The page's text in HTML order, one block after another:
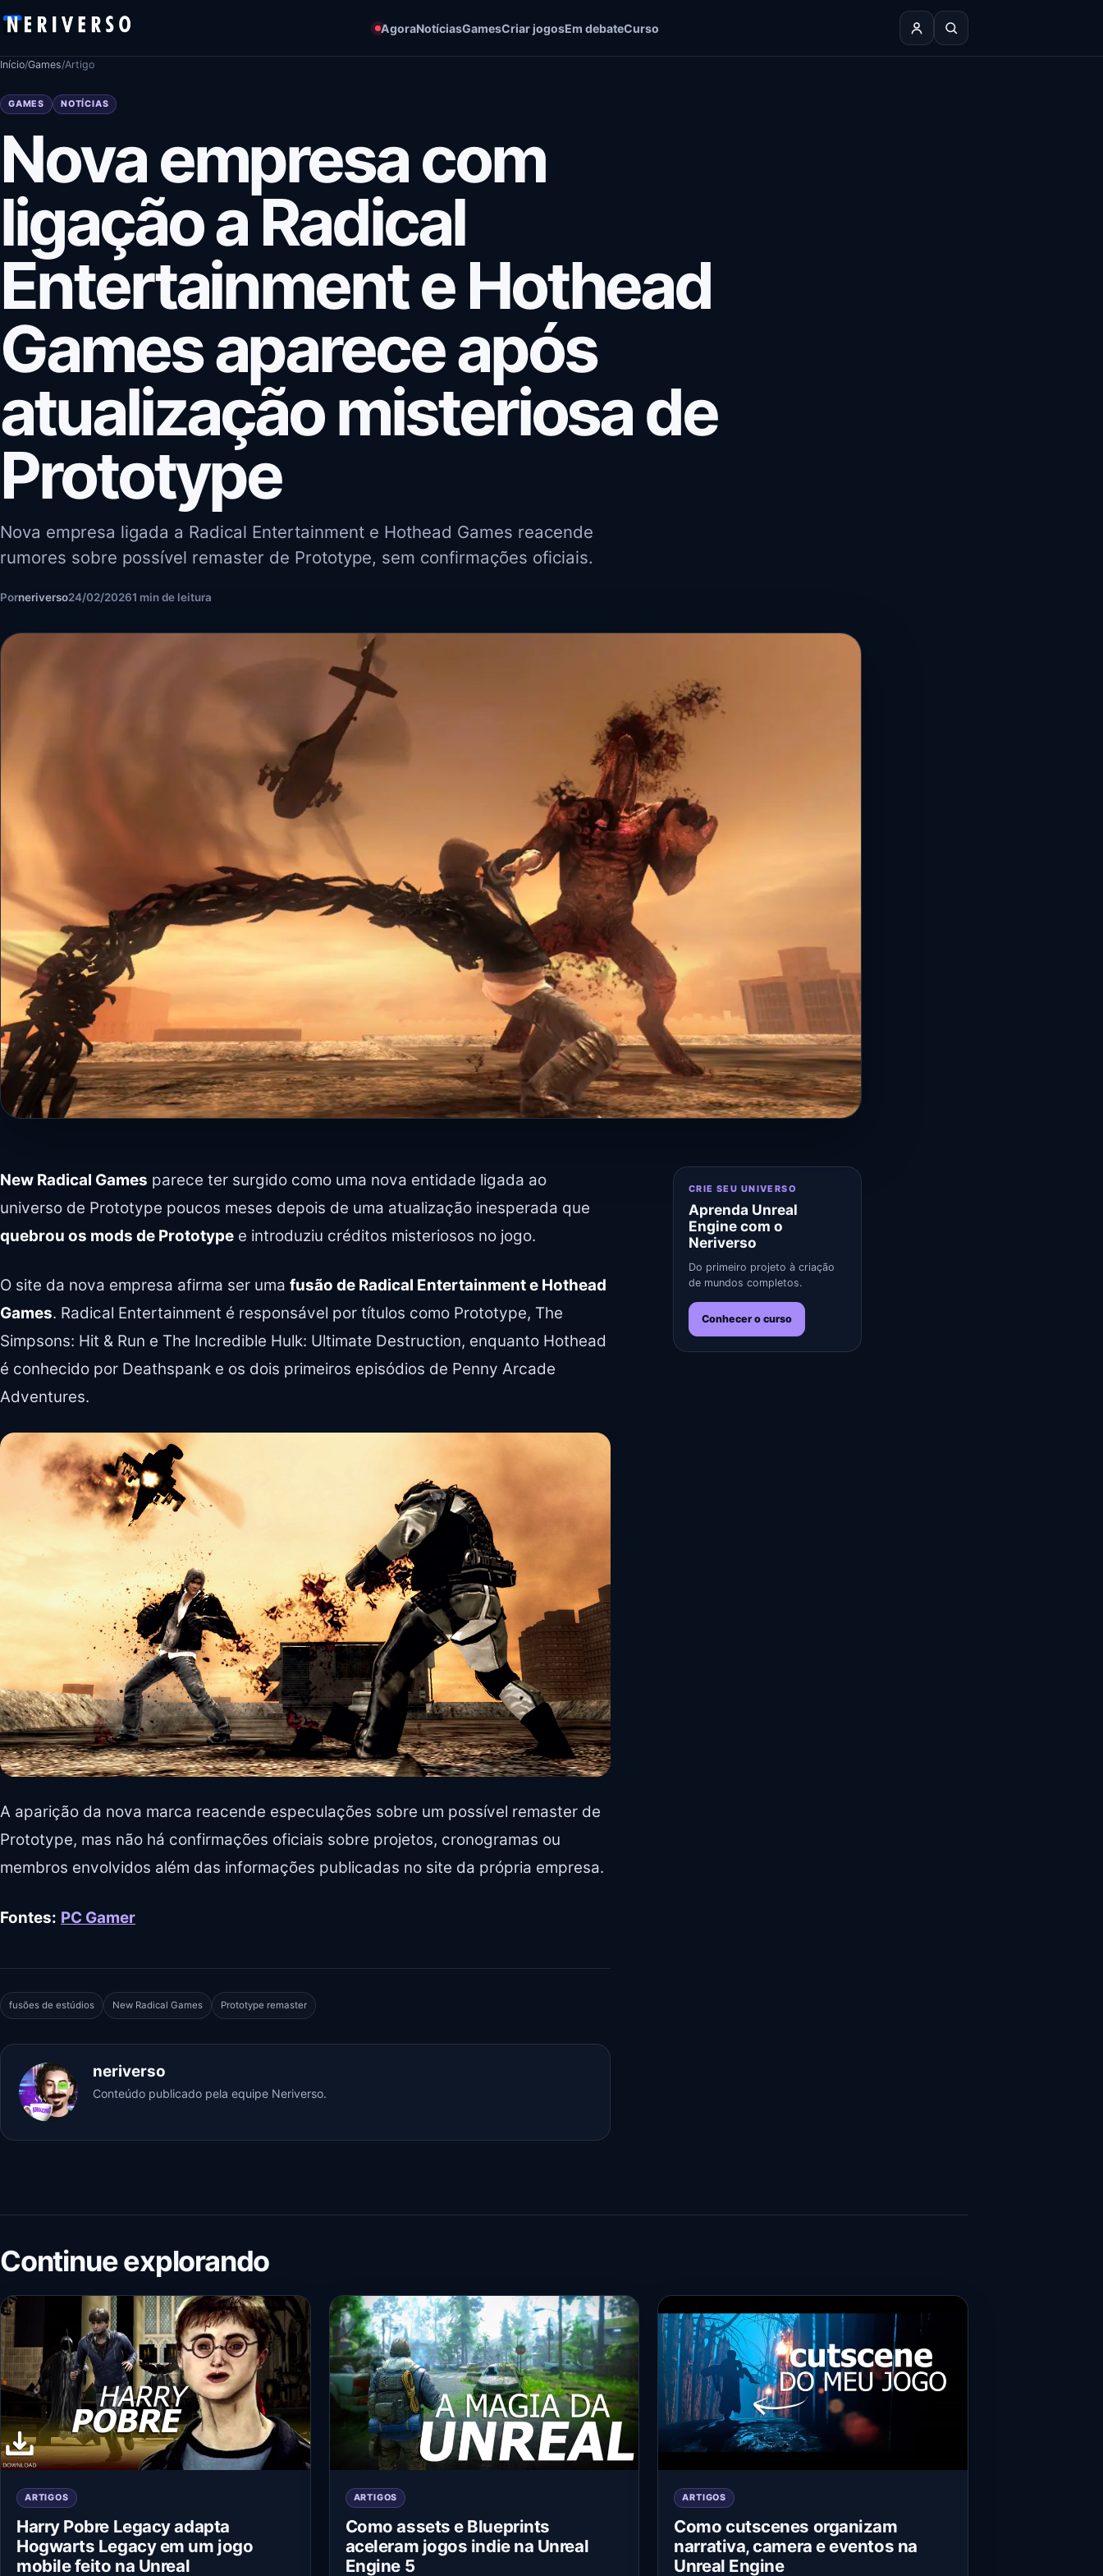
AgoraNotíciasGamesCriar jogosEm debateCurso
Início/Games/Artigo
GAMES NOTÍCIAS
Nova empresa com
ligação a Radical
Entertainment e Hothead
Games aparece após
atualização misteriosa de
Prototype
Nova empresa ligada a Radical Entertainment e Hothead Games reacende
rumores sobre possível remaster de Prototype, sem confirmações oficiais.
Porneriverso24/02/20261 min de leitura
New Radical Games parece ter surgido como uma nova entidade ligada ao
universo de Prototype poucos meses depois de uma atualização inesperada que
quebrou os mods de Prototype e introduziu créditos misteriosos no jogo.
O site da nova empresa afirma ser uma fusão de Radical Entertainment e Hothead
Games. Radical Entertainment é responsável por títulos como Prototype, The
Simpsons: Hit & Run e The Incredible Hulk: Ultimate Destruction, enquanto Hothead
é conhecido por Deathspank e os dois primeiros episódios de Penny Arcade
Adventures.
A aparição da nova marca reacende especulações sobre um possível remaster de
Prototype, mas não há confirmações oficiais sobre projetos, cronogramas ou
membros envolvidos além das informações publicadas no site da própria empresa.
Fontes: PC Gamer
fusões de estúdios New Radical Games Prototype remaster
neriverso
Conteúdo publicado pela equipe Neriverso.
CRIE SEU UNIVERSO
Aprenda Unreal
Engine com o
Neriverso
Do primeiro projeto à criação
de mundos completos.
Conhecer o curso
Continue explorando
ARTIGOS
Harry Pobre Legacy adapta
Hogwarts Legacy em um jogo
mobile feito na Unreal
ARTIGOS
Como assets e Blueprints
aceleram jogos indie na Unreal
Engine 5
ARTIGOS
Como cutscenes organizam
narrativa, camera e eventos na
Unreal Engine